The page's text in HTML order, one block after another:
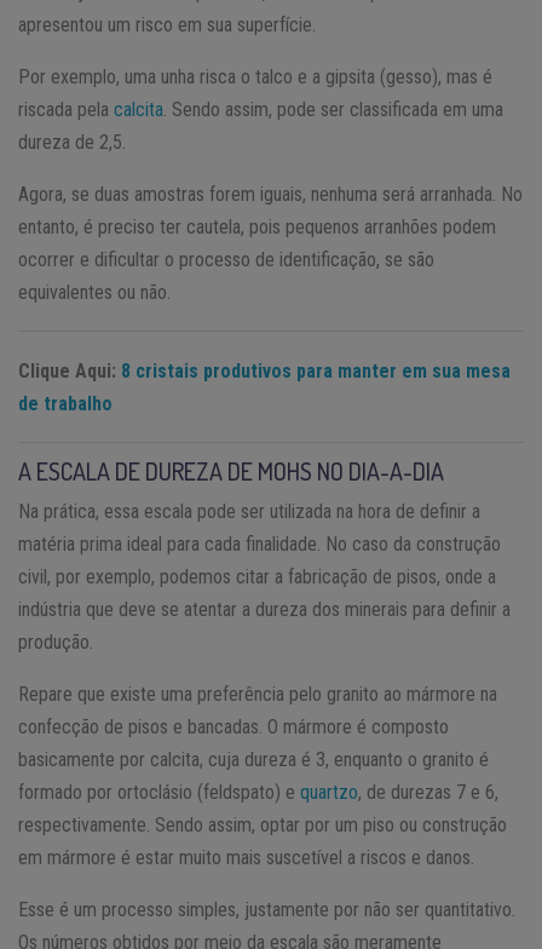
apresentou um risco em sua superfície.
Por exemplo, uma unha risca o talco e a gipsita (gesso), mas é
riscada pela calcita . Sendo assim, pode ser classificada em uma
dureza de 2,5.
Agora, se duas amostras forem iguais, nenhuma será arranhada. No
entanto, é preciso ter cautela, pois pequenos arranhões podem
ocorrer e dificultar o processo de identificação, se são
equivalentes ou não.
Clique Aqui: 8 cristais produtivos para manter em sua mesa
de trabalho
A ESCALA DE DUREZA DE MOHS NO DIA-A-DIA
Na prática, essa escala pode ser utilizada na hora de definir a
matéria prima ideal para cada finalidade. No caso da construção
civil, por exemplo, podemos citar a fabricação de pisos, onde a
indústria que deve se atentar a dureza dos minerais para definir a
produção.
Repare que existe uma preferência pelo granito ao mármore na
confecção de pisos e bancadas. O mármore é composto
basicamente por calcita, cuja dureza é 3, enquanto o granito é
formado por ortoclásio (feldspato) e quartzo, de durezas 7 e 6,
respectivamente. Sendo assim, optar por um piso ou construção
em mármore é estar muito mais suscetível a riscos e danos.
Esse é um processo simples, justamente por não ser quantitativo.
Os números obtidos por meio da escala são meramente